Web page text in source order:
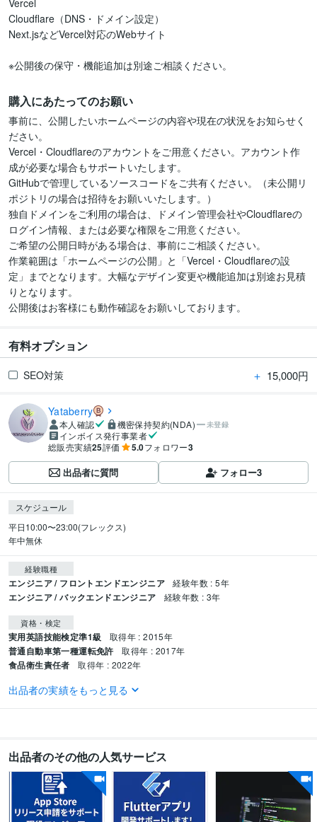
Vercel
Cloudflare（DNS・ドメイン設定）
Next.jsなどVercel対応のWebサイト
※公開後の保守・機能追加は別途ご相談ください。
購入にあたってのお願い
事前に、公開したいホームページの内容や現在の状況をお知らせく
ださい。
Vercel・Cloudflareのアカウントをご用意ください。アカウント作
成が必要な場合もサポートいたします。
GitHubで管理しているソースコードをご共有ください。（未公開リ
ポジトリの場合は招待をお願いいたします。）
独自ドメインをご利用の場合は、ドメイン管理会社やCloudflareの
ログイン情報、または必要な権限をご用意ください。
ご希望の公開日時がある場合は、事前にご相談ください。
作業範囲は「ホームページの公開」と「Vercel・Cloudflareの設
定」までとなります。大幅なデザイン変更や機能追加は別途お見積
りとなります。
公開後はお客様にも動作確認をお願いしております。
有料オプション
SEO対策 ＋ 15,000円
Yataberry
本人確認 機密保持契約(NDA) 未登録
インボイス発行事業者
総販売実績25評価 5.0フォロワー3
出品者に質問 フォロー3
スケジュール
平日10:00〜23:00(フレックス)
年中無休
経験職種
エンジニア / フロントエンドエンジニア 経験年数 : 5年
エンジニア / バックエンドエンジニア 経験年数 : 3年
資格・検定
実用英語技能検定準1級 取得年 : 2015年
普通自動車第一種運転免許 取得年 : 2017年
食品衛生責任者 取得年 : 2022年
プログラミング言語・フレームワーク
得意分野
生成AI活用・開発・制作 Google AI Essentials
出品者の実績をもっと見る
出品者のその他の人気サービス